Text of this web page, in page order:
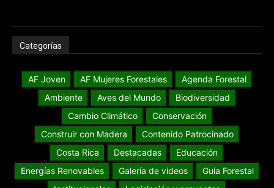
Categorías
AF Joven AF Mujeres Forestales
Agenda Forestal
Ambiente
Aves del Mundo
Biodiversidad
Cambio Climático
Conservación
Construir con Madera
Contenido Patrocinado
Costa Rica
Destacadas
Educación
Energías Renovables
Galería de videos
Guia Forestal